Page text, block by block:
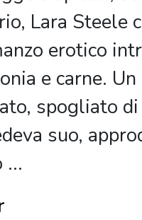
Lara Steele
erotico
e carne.
spogliato
suo,
...